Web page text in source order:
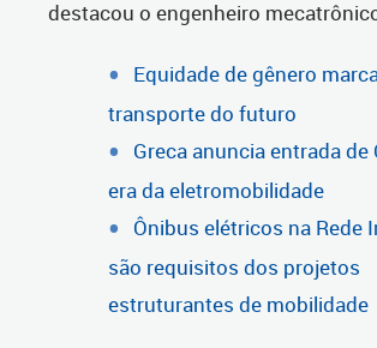
destacou o engenheiro
Equidade de gênero
transporte do futuro
Greca anuncia entrada de
era da eletromobilidade
Ônibus elétricos na Rede
são requisitos dos projetos
estruturantes de mobilidade